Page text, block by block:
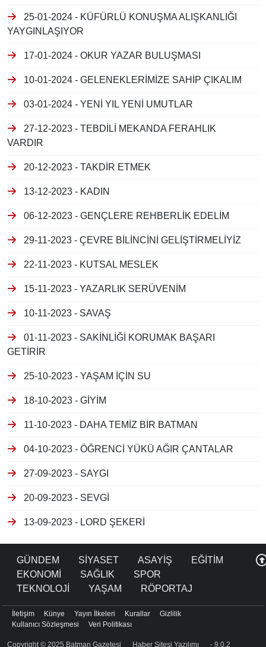
25-01-2024 - KÜFÜRLÜ KONUŞMA ALIŞKANLIĞI
YAYGINLAŞIYOR
17-01-2024 - OKUR YAZAR BULUŞMASI
10-01-2024 - GELENEKLERİMİZE SAHİP ÇIKALIM
03-01-2024 - YENİ YIL YENİ UMUTLAR
27-12-2023 - TEBDİLİ MEKANDA FERAHLIK
VARDIR
20-12-2023 - TAKDİR ETMEK
13-12-2023 - KADIN
06-12-2023 - GENÇLERE REHBERLİK EDELİM
29-11-2023 - ÇEVRE BİLİNCİNİ GELİŞTİRMELİYİZ
22-11-2023 - KUTSAL MESLEK
15-11-2023 - YAZARLIK SERÜVENİM
10-11-2023 - SAVAŞ
01-11-2023 - SAKİNLİĞİ KORUMAK BAŞARI
GETİRİR
25-10-2023 - YAŞAM İÇİN SU
18-10-2023 - GİYİM
11-10-2023 - DAHA TEMİZ BİR BATMAN
04-10-2023 - ÖĞRENCİ YÜKÜ AĞIR ÇANTALAR
27-09-2023 - SAYGI
20-09-2023 - SEVGİ
13-09-2023 - LORD ŞEKERİ
GÜNDEM SİYASET ASAYİŞ
EĞİTİM
EKONOMİ
SAĞLIK
SPOR
TEKNOLOJİ
YAŞAM RÖPORTAJ
Copyright © 2025 Batman Gazetesi Haber Sitesi Yazılımı - 9.0.2
İletişim Künye Yayın İlkeleri Kurallar
Gizlilik
Kullanıcı Sözleşmesi
Veri Politikası